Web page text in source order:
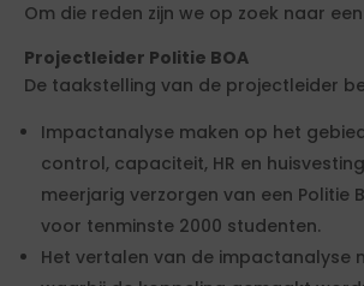
Om die reden zijn we op zoek naar een:
Projectleider Politie BOA
De taakstelling van de projectleider
Impactanalyse maken op het
control, capaciteit, HR en
meerjarig verzorgen van een Politie
voor tenminste 2000 studenten.
Het vertalen van de impactanalyse